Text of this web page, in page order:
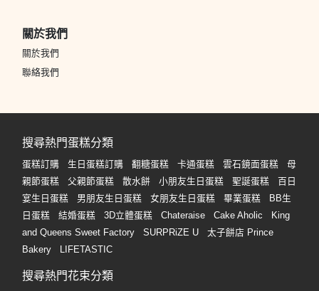
關於我們
關於我們
聯絡我們
搜尋熱門蛋糕分類
蛋糕訂購 生日蛋糕訂購 翻糖蛋糕 卡通蛋糕 雲石鏡面蛋糕
母
親節蛋糕
父親節蛋糕 散水餅 小朋友生日蛋糕 聖誕蛋糕
百日
宴生日蛋糕
男朋友生日蛋糕 女朋友生日蛋糕 畢業蛋糕
BB生
日蛋糕
結婚蛋糕 3D立體蛋糕 Chateraise Cake Aholic
King
and Queens Sweet Factory
SURPRiZE U
太子餅店 Prince
Bakery
LIFETASTIC
搜尋熱門花束分類